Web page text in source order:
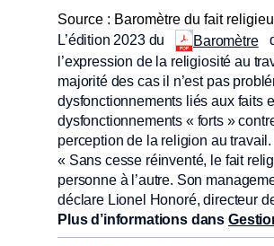
Source : Baromètre du fait
L’édition 2023 du
Baromètre
l’expression de la religiosité au
majorité des cas il n’est pas
dysfonctionnements liés aux faits
dysfonctionnements « forts »
perception de la religion au travail.
« Sans cesse réinventé, le fait
personne à l’autre. Son
déclare Lionel Honoré, directeur
Plus d’informations dans